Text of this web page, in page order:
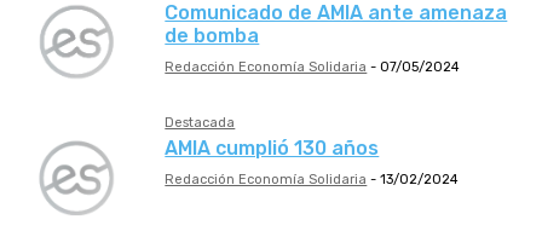
Comunicado de AMIA ante amenaza
de bomba
Redacción Economía Solidaria - 07/05/2024
Destacada
AMIA cumplió 130 años
Redacción Economía Solidaria - 13/02/2024